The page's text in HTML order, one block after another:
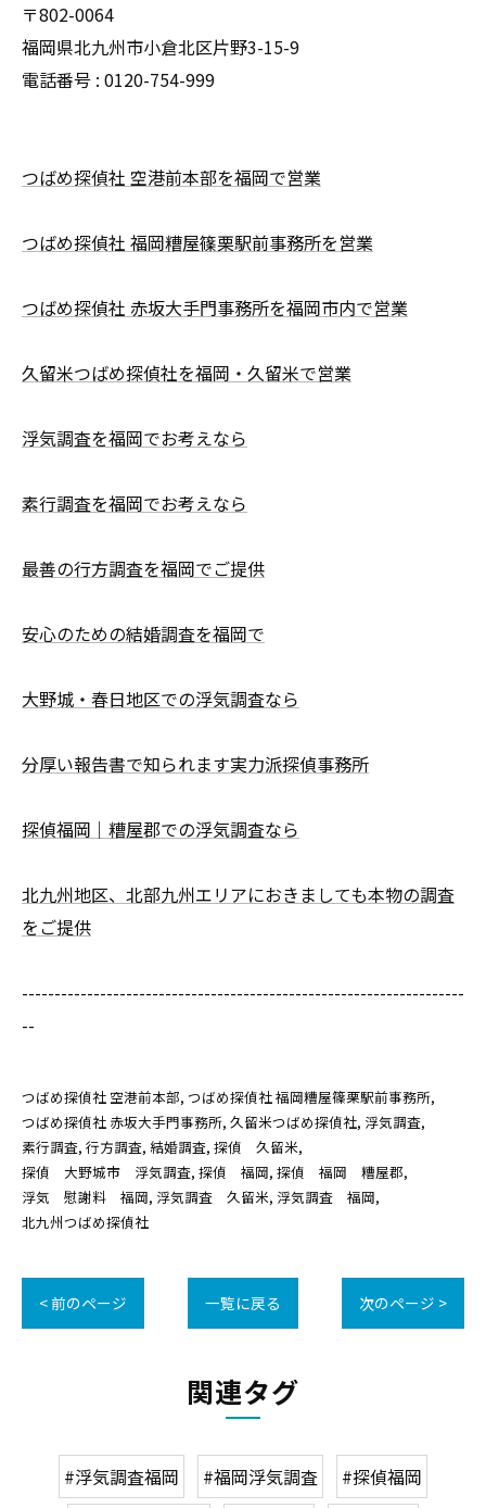
〒802-0064
福岡県北九州市小倉北区片野3-15-9
電話番号 : 0120-754-999
つばめ探偵社 空港前本部を福岡で営業
つばめ探偵社 福岡糟屋篠栗駅前事務所を営業
つばめ探偵社 赤坂大手門事務所を福岡市内で営業
久留米つばめ探偵社を福岡・久留米で営業
浮気調査を福岡でお考えなら
素行調査を福岡でお考えなら
最善の行方調査を福岡でご提供
安心のための結婚調査を福岡で
大野城・春日地区での浮気調査なら
分厚い報告書で知られます実力派探偵事務所
探偵福岡｜糟屋郡での浮気調査なら
北九州地区、北部九州エリアにおきましても本物の調査
をご提供
--------------------------------------------------------------------
--
つばめ探偵社 空港前本部 つばめ探偵社 福岡糟屋篠栗駅前事務所
つばめ探偵社 赤坂大手門事務所 久留米つばめ探偵社 浮気調査
素行調査 行方調査 結婚調査 探偵 久留米
探偵 大野城市 浮気調査 探偵 福岡 探偵 福岡 糟屋郡
浮気 慰謝料 福岡 浮気調査 久留米 浮気調査 福岡
北九州つばめ探偵社
< 前のページ 一覧に戻る 次のページ >
関連タグ
#浮気調査福岡 #福岡浮気調査 #探偵福岡